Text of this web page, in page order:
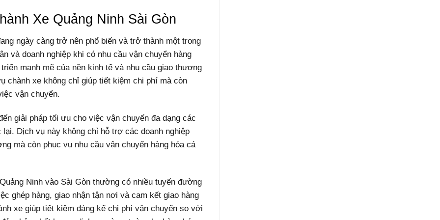
Xe Quảng Ninh Sài Gòn
ngày càng trở nên phổ biến và trở thành một trong
và doanh nghiệp khi có nhu cầu vận chuyển hàng
mạnh mẽ của nền kinh tế và nhu cầu giao thương
chành xe không chỉ giúp tiết kiệm chi phí mà còn
vận chuyển.
giải pháp tối ưu cho việc vận chuyển đa dạng các
Dịch vụ này không chỉ hỗ trợ các doanh nghiệp
mà còn phục vụ nhu cầu vận chuyển hàng hóa cá
Ninh vào Sài Gòn thường có nhiều tuyến đường
ghép hàng, giao nhận tận nơi và cam kết giao hàng
xe giúp tiết kiệm đáng kể chi phí vận chuyển so với